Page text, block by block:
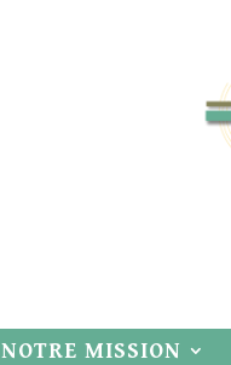
NOTRE MISSION